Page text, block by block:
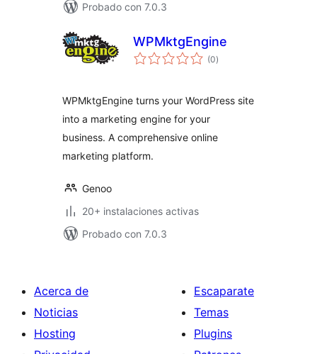
Probado con 7.0.3
WPMktgEngine
(0total
de
)
WPMktgEngine turns your WordPress site
into a marketing engine for your
business. A comprehensive online
marketing platform.
Genoo
20+ instalaciones activas
Probado con 7.0.3
Acerca de
Noticias
Hosting
Escaparate
Temas
Plugins